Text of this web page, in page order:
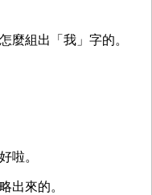
麼組出「我」字的。
啦。
出來的。